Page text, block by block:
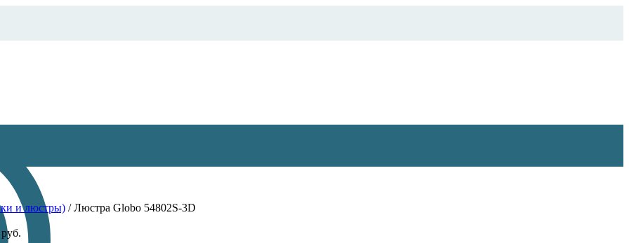
и люстры) /Люстра Globo 54802S-3D
руб.